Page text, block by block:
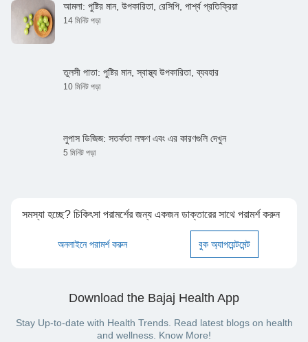
আমলা: পুষ্টির মান, উপকারিতা, রেসিপি, পার্শ্ব প্রতিক্রিয়া
14 মিনিট পড়া
তুলসী পাতা: পুষ্টির মান, স্বাস্থ্য উপকারিতা, ব্যবহার
10 মিনিট পড়া
লুপাস ডিজিজ: সতর্কতা লক্ষণ এবং এর কারণগুলি দেখুন
5 মিনিট পড়া
সমস্যা হচ্ছে? চিকিৎসা পরামর্শের জন্য একজন ডাক্তারের সাথে পরামর্শ করুন
অনলাইনে পরামর্শ করুন বুক অ্যাপয়েন্টমেন্ট
Download the Bajaj Health App
Stay Up-to-date with Health Trends. Read latest blogs on health
and wellness. Know More!